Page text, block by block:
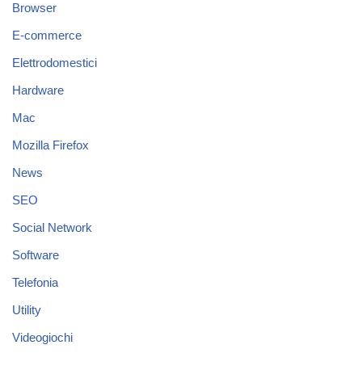
Browser
E-commerce
Elettrodomestici
Hardware
Mac
Mozilla Firefox
News
SEO
Social Network
Software
Telefonia
Utility
Videogiochi